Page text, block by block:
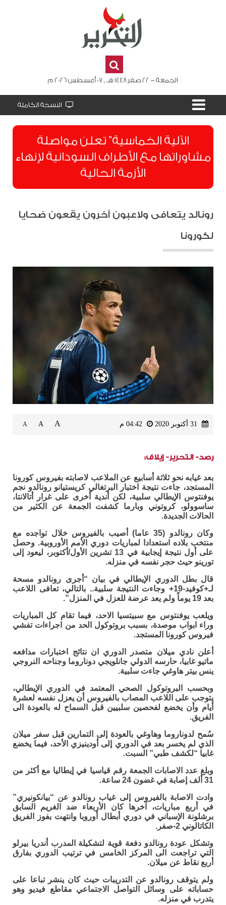
الجمعة - 22 صفر 1448 هـ , 07 أغسطس 2026 م
النسخة الكاملة
الآلية الخماسية” تعلن مواصلة
مشاوراتها مع الأطراف السودانية لإنهاء
الأزمة الحالية
رونالد يتعافى ولاعبون آخرون يقعون ضحايا
لكورونا
A
A
A
رصد- التحرير- إيلاف:
بعد غيابه نحو ثلاثة أسابيع عن الملاعب لاصابته بفيروس كورونا
المستجد، جاءت نتيجة اختبار البرتغالي كريستيانو رونالدو نجم
يوفنتوس الإيطالي سلبية، لكن أندية أخرى على غرار أتالانتا،
ساسوولو، كروتوني وبارما كشفت الجمعة عن الكثير من
الحالات الجديدة.
وكان رونالدو (35 عاما) أصيب بالفيروس خلال تواجده مع
منتخب بلاده استعدادا لمباريات دوري الأمم الأوروبية. وحصل
على أول نتيجة إيجابية في 13 تشرين الأول/أكتوبر، ليعود إلى
تورينو حيث حجر نفسه في منزله.
قال بطل الدوري الإيطالي في بيان “أجرى رونالدو مسحة
لـ+كوفيد-19+ وجاءت النتيجة سلبية.. بالتالي، تعافى اللاعب
بعد 19 يوماً ولم يعد عرضة للعزل في المنزل”.
ويلعب يوفنتوس مع سبيتسيا الاحد، فيما تقام كل المباريات
وراء ابواب موصدة، بسبب بروتوكول الحد من اجراءات تفشي
فيروس كورونا المستجد.
أعلن نادي ميلان متصدر الدوري ان نتائج اختبارات مدافعه
ماتيو غابيا، حارسه الدولي جانلويجي دوناروما وجناحه النروجي
ينس بيتر هاوغي جاءت سلبية.
وبحسب البروتوكول الصحي المعتمد في الدوري الإيطالي،
يتوجب على اللاعب المصاب بالفيروس أن يعزل نفسه لعشرة
أيام وأن يخضع لفحصين سلبيين قبل السماح له بالعودة الى
الفريق.
سُمح لدوناروما وهاوغي بالعودة إلى التمارين قبل سفر ميلان
الذي لم يخسر بعد في الدوري إلى أودينيزي الأحد، فيما يخضع
غابيا “لكشف طبي” السبت.
وبلغ عدد الاصابات الجمعة رقم قياسيا في إيطاليا مع أكثر من
31 ألف إصابة في غضون 24 ساعة.
وادت الاصابة بالفيروس إلى غياب رونالدو عن “بيانكونيري”
في أربع مباريات، آخرها كان الأربعاء ضد الغريم السابق
برشلونة الإسباني في دوري أبطال أوروبا وانتهت بفوز الفريق
الكاتالوني 2-صفر.
وتشكل عودة رونالدو دفعة قوية لتشكيلة المدرب أندريا بيرلو
التي تراجعت الى المركز الخامس في ترتيب الدوري بفارق
أربع نقاط عن ميلان.
ولم يتوقف رونالدو عن التدريبات حيث كان ينشر تباعا على
حساباته على وسائل التواصل الاجتماعي مقاطع فيديو وهو
يتدرب في منزله.